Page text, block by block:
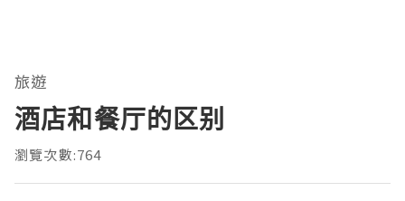
旅遊
酒店和餐厅的区别
瀏覽次數:764